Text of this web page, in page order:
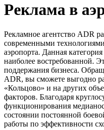
Реклама в
Рекламное агентство ADR
современными
аэропорта. Данная
наиболее востребованной.
поддержания бизнеса.
ADR, вы сможете выгодно
«Кольцово» и на других
факторов. Благодаря
функционирования
состоянии постоянной
работы по эффективности